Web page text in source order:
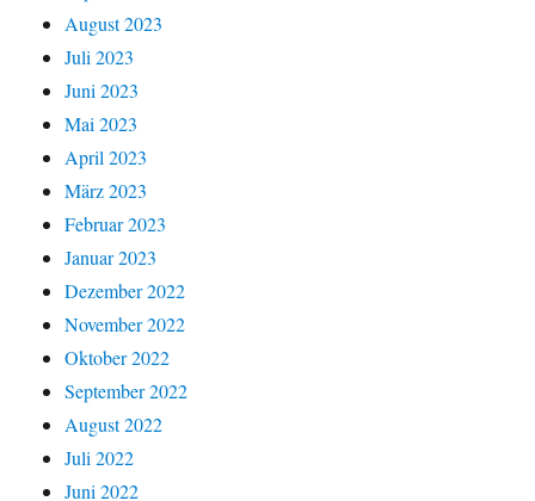
August 2023
Juli 2023
Juni 2023
Mai 2023
April 2023
März 2023
Februar 2023
Januar 2023
Dezember 2022
November 2022
Oktober 2022
September 2022
August 2022
Juli 2022
Juni 2022